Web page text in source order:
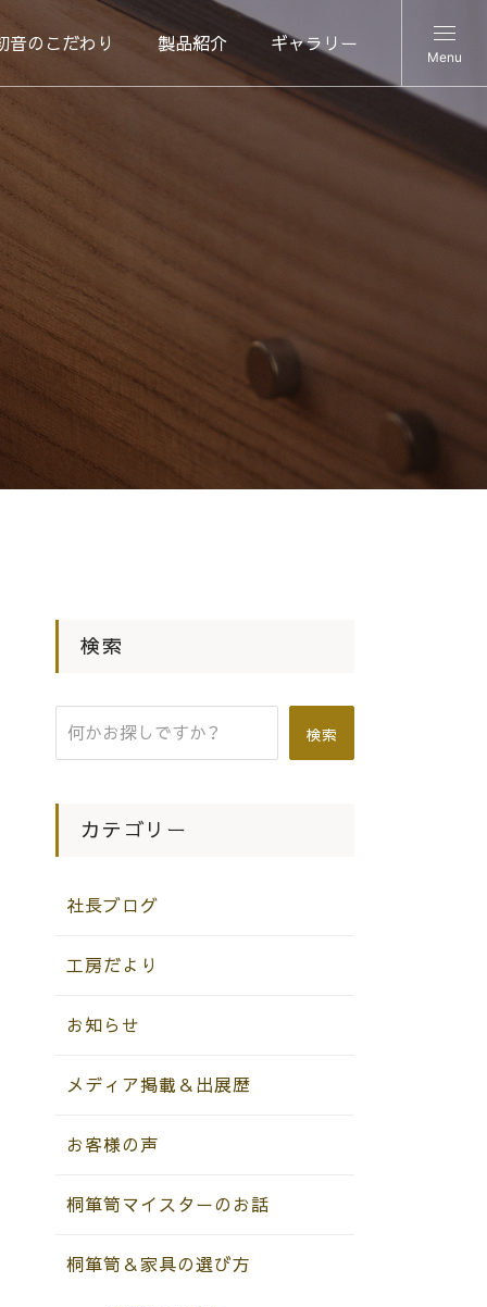
音のこだわり 製品紹介 ギャラリー
Menu
検索
検索
カテゴリー
社長ブログ
工房だより
お知らせ
メディア掲載＆出展歴
お客様の声
桐箪笥マイスターのお話
桐箪笥＆家具の選び方